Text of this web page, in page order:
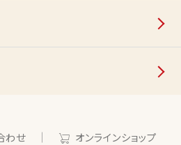
わせ オンラインショップ